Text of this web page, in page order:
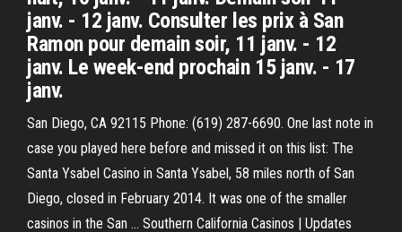
janv. - 12 janv. Consulter les prix à San
Ramon pour demain soir, 11 janv. - 12
janv. Le week-end prochain 15 janv. - 17
janv.
San Diego, CA 92115 Phone: (619) 287-6690. One last note in
case you played here before and missed it on this list: The
Santa Ysabel Casino in Santa Ysabel, 58 miles north of San
Diego, closed in February 2014. It was one of the smaller
casinos in the San … Southern California Casinos | Updates